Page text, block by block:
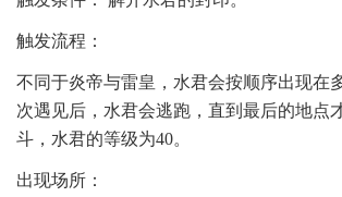
触发流程：
不同于炎帝与雷皇，水君会按顺序出现在
次遇见后，水君会逃跑，直到最后的地点
斗，水君的等级为40。
出现场所：